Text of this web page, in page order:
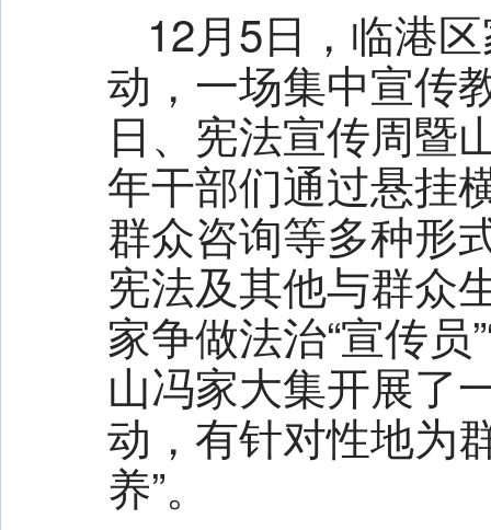
12月5日，临港
动，一场集中宣传
日、宪法宣传周暨
年干部们通过悬挂
群众咨询等多种形
宪法及其他与群众
家争做法治“宣传员
山冯家大集开展了
动，有针对性地为
养”。